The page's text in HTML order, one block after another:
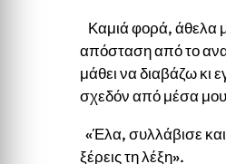
Καμιά φορά, άθελα
απόσταση από το
μάθει να διαβάζω κι
σχεδόν από μέσα
«Έλα, συλλάβισε
ξέρεις τη λέξη».